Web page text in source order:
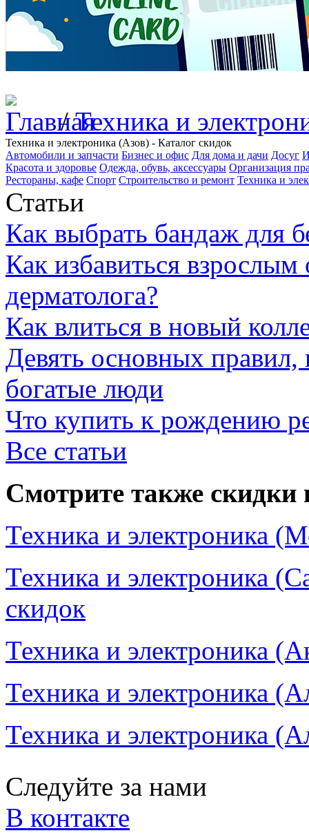
/Техника и
Техника и электроника (Азов) - Каталог скидок
Автомобили и запчасти Бизнес и офис Для дома и дачи Досуг
Красота и здоровье Одежда, обувь, аксессуары Организация
Рестораны, кафе Спорт Строительство и ремонт Техника и
Статьи
Как выбрать бандаж для
Как избавиться
дерматолога?
Как влиться в новый
Девять основных
богатые люди
Что купить к рождению
Все статьи
Смотрите также скидки
Техника и электроника
Техника и электроника
скидок
Техника и электроника
Техника и электроника
Техника и электроника
Следуйте за нами
В контакте